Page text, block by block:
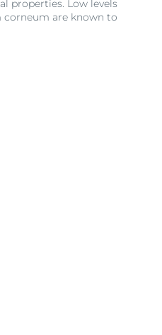
properties. Low levels
are known to